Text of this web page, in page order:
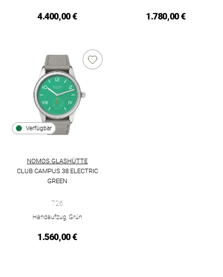
4.400,00 € 1.780,00 €
Verfügbar
NOMOS GLASHÜTTE
CLUB CAMPUS 38 ELECTRIC
GREEN
726
Handaufzug, Grün
1.560,00 €